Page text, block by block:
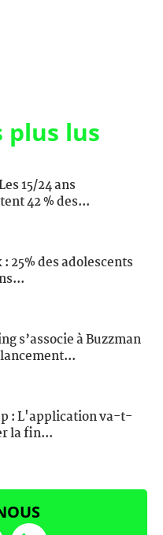
plus lus
15/24 ans
42 % des...
: 25% des adolescents
s’associe à Buzzman
: L'application va-t-
la fin...